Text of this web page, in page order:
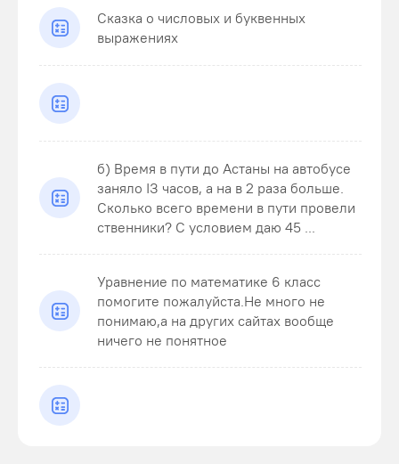
Сказка о числовых и буквенных
выражениях
б) Время в пути до Астаны на автобусе
заняло ІЗ часов, а на в 2 раза больше.
Сколько всего времени в пути провели
ственники? С условием даю 45 ...
Уравнение по математике 6 класс
помогите пожалуйста.Не много не
понимаю,а на других сайтах вообще
ничего не понятное